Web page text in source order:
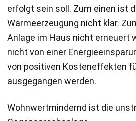
erfolgt sein soll. Zum einen ist
Wärmeerzeugung nicht klar.
Anlage im Haus nicht erneuert
nicht von einer
von positiven Kosteneffekten
ausgegangen werden.
Wohnwertmindernd ist die